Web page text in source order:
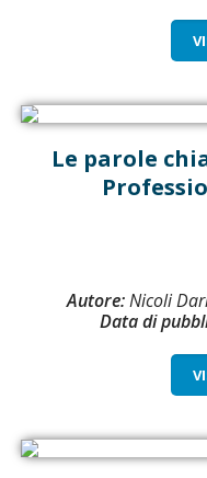
Le parole
Autore:Nicoli
Data di